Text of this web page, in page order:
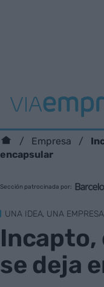
Empresa
encapsular
Sección patrocinada por:
UNA IDEA, UNA EMPRESA
Incapto,
se deja